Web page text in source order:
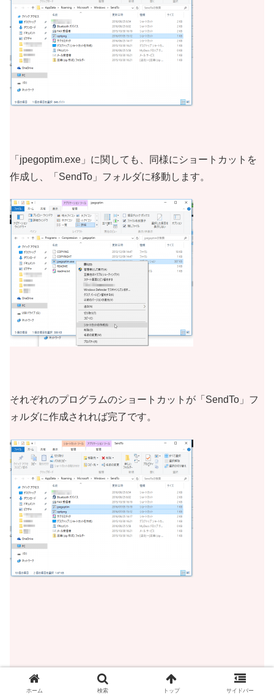
「jpegoptim.exe」に関しても、同様にショートカットを
作成し、「SendTo」フォルダに移動します。
それぞれのプログラムのショートカットが「SendTo」フ
ォルダに作成されれば完了です。
ホーム 検索 トップ サイドバー